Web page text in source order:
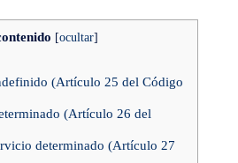
[ocultar]
(Artículo 25 del Código
(Artículo 26 del
determinado (Artículo 27